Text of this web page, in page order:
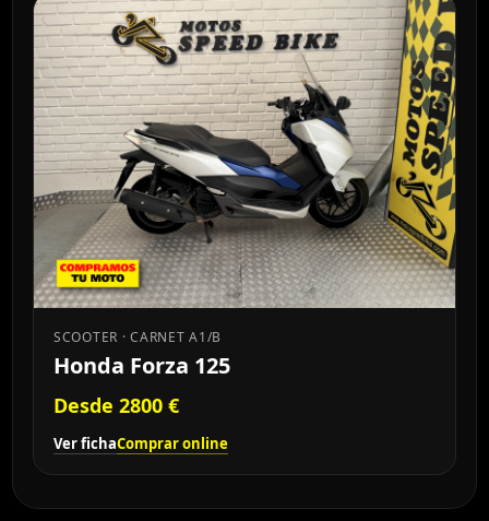
SCOOTER · CARNET A1/B
Honda Forza 125
Desde 2800 €
Ver fichaComprar online